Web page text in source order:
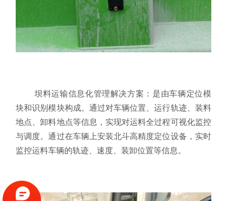
坝料运输信息化管理解决方案： 是由车辆定位模
块和识别模块构成。通过对车辆位置、运行轨迹、装料
地点、卸料地点等信息，实现对运料全过程可视化监控
与调度。通过在车辆上安装北斗高精度定位设备，实时
监控运料车辆的轨迹、速度、装卸位置等信息。